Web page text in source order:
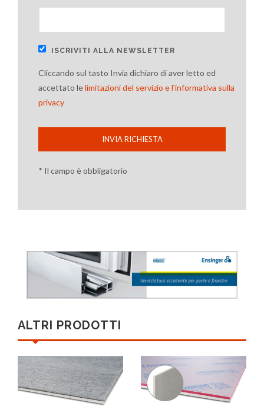
ISCRIVITI ALLA NEWSLETTER
Cliccando sul tasto Invia dichiaro di aver letto ed
accettato lelimitazioni del servizio e l'informativa sulla
privacy
INVIA RICHIESTA
* Il campo è obbligatorio
ALTRI PRODOTTI